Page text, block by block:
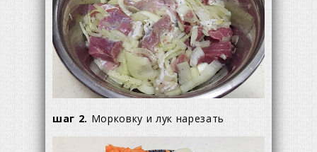
шаг 2. Морковку и лук нарезать